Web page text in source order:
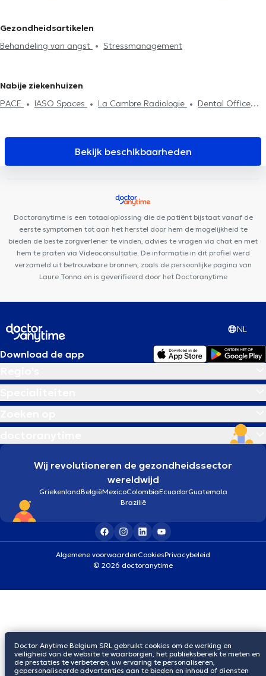
EFT
Reiki Reflexologie
Gezondheidsartikelen
Behandeling van angst
Stressmanagement
Nabije ziekenhuizen
PACE
IASO Spaces La Cambre Radiologie
Dental Office
Aspera Medical Center
Cabinet Dentaire Ouistity
Mimosa Bruxelles Louise
Dermo Medical Center
Cabinet
Cabinet Privé Baligant
Bekijk beschikbaarheden
Doctoranytime is een totaaloplossing die de patiënt bijstaat vanaf de
eerste symptomen tot aan het herstel door hem de mogelijkheid te
bieden de beste zorgverlener te vinden, advies te vragen via chat en met
hem te praten via Videoconsultatie. De informatie in dit profiel werd
verzameld uit betrouwbare bronnen, zoals de persoonlijke pagina van
Laure Tonna en is geverifieerd door het Doctoranytime
NL
Download de app
Wij revolutioneren de gezondheidssector
wereldwijd
GriekenlandBelgiëMexicoColombiaEcuadorGuatemala
Brazilië
Algemene voorwaardenCookiesPrivacybeleid
© 2026 doctoranytime
Doctor Anytime Belgium SRL gebruikt cookies om de werking en
veiligheid van de website te waarborgen, het publieksbereik te meten en
de prestaties te verbeteren, uw ervaring te personaliseren,
gepersonaliseerde advertenties aan te bieden en inhoud of diensten